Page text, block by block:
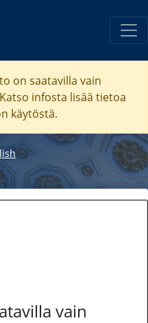
on saatavilla vain
infosta lisää tietoa
käytöstä.
vain